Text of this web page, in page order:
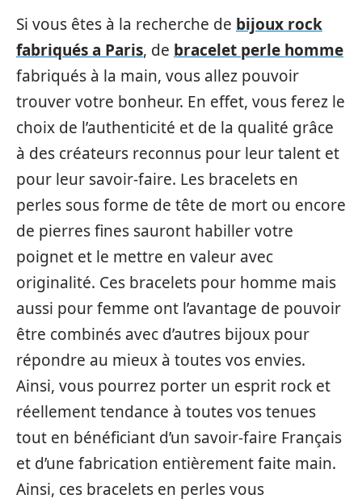
Si vous êtes à la recherche de bijoux rock
fabriqués a Paris, de bracelet perle homme
fabriqués à la main, vous allez pouvoir
trouver votre bonheur. En effet, vous ferez le
choix de l’authenticité et de la qualité grâce
à des créateurs reconnus pour leur talent et
pour leur savoir-faire. Les bracelets en
perles sous forme de tête de mort ou encore
de pierres fines sauront habiller votre
poignet et le mettre en valeur avec
originalité. Ces bracelets pour homme mais
aussi pour femme ont l’avantage de pouvoir
être combinés avec d’autres bijoux pour
répondre au mieux à toutes vos envies.
Ainsi, vous pourrez porter un esprit rock et
réellement tendance à toutes vos tenues
tout en bénéficiant d’un savoir-faire Français
et d’une fabrication entièrement faite main.
Ainsi, ces bracelets en perles vous